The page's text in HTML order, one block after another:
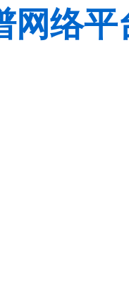
网络平